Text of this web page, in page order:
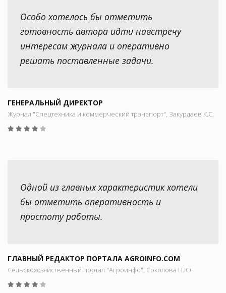
Особо хотелось бы отметить
готовность автора идти навстречу
интересам журнала и оперативно
решать поставленные задачи.
ГЕНЕРАЛЬНЫЙ ДИРЕКТОР
Журнал "Спецтехника и коммерческий транспорт", Закурдаев К.С.
Одной из главных характеристик хотели
бы отметить оперативность и
простоту работы.
ГЛАВНЫЙ РЕДАКТОР ПОРТАЛА AGROINFO.COM
Сельскохозяйственный портал "Агроинфо", Соколова Н.Ю.